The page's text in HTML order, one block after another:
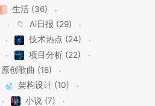
生活 (36)
📁
Ai日报 (29)
技术热点 (24)
项目分析 (22)
原创歌曲 (18)
架构设计 (10)
小说 (7)